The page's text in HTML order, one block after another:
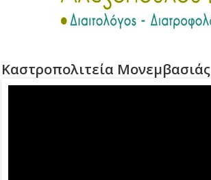
Καστροπολιτεία Μονεμβασιάς